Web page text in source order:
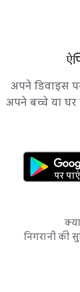
अपने डिवाइस
अपने बच्चे या
निगरानी की